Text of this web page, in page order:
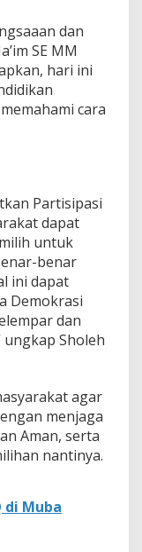
dan
SE MM
hari ini
cara
Partisipasi
dapat
untuk
benar
ini dapat
Demokrasi
dan
Sholeh
agar
menjaga
Aman, serta
nantinya.
di Muba